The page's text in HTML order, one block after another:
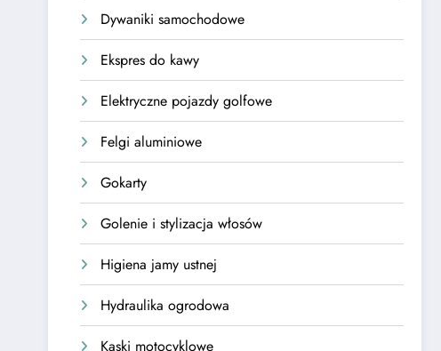
Dywaniki samochodowe
Ekspres do kawy
Elektryczne pojazdy golfowe
Felgi aluminiowe
Gokarty
Golenie i stylizacja włosów
Higiena jamy ustnej
Hydraulika ogrodowa
Kaski motocyklowe